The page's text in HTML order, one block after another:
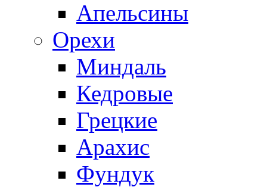
Апельсины
Орехи
Миндаль
Кедровые
Грецкие
Арахис
Фундук